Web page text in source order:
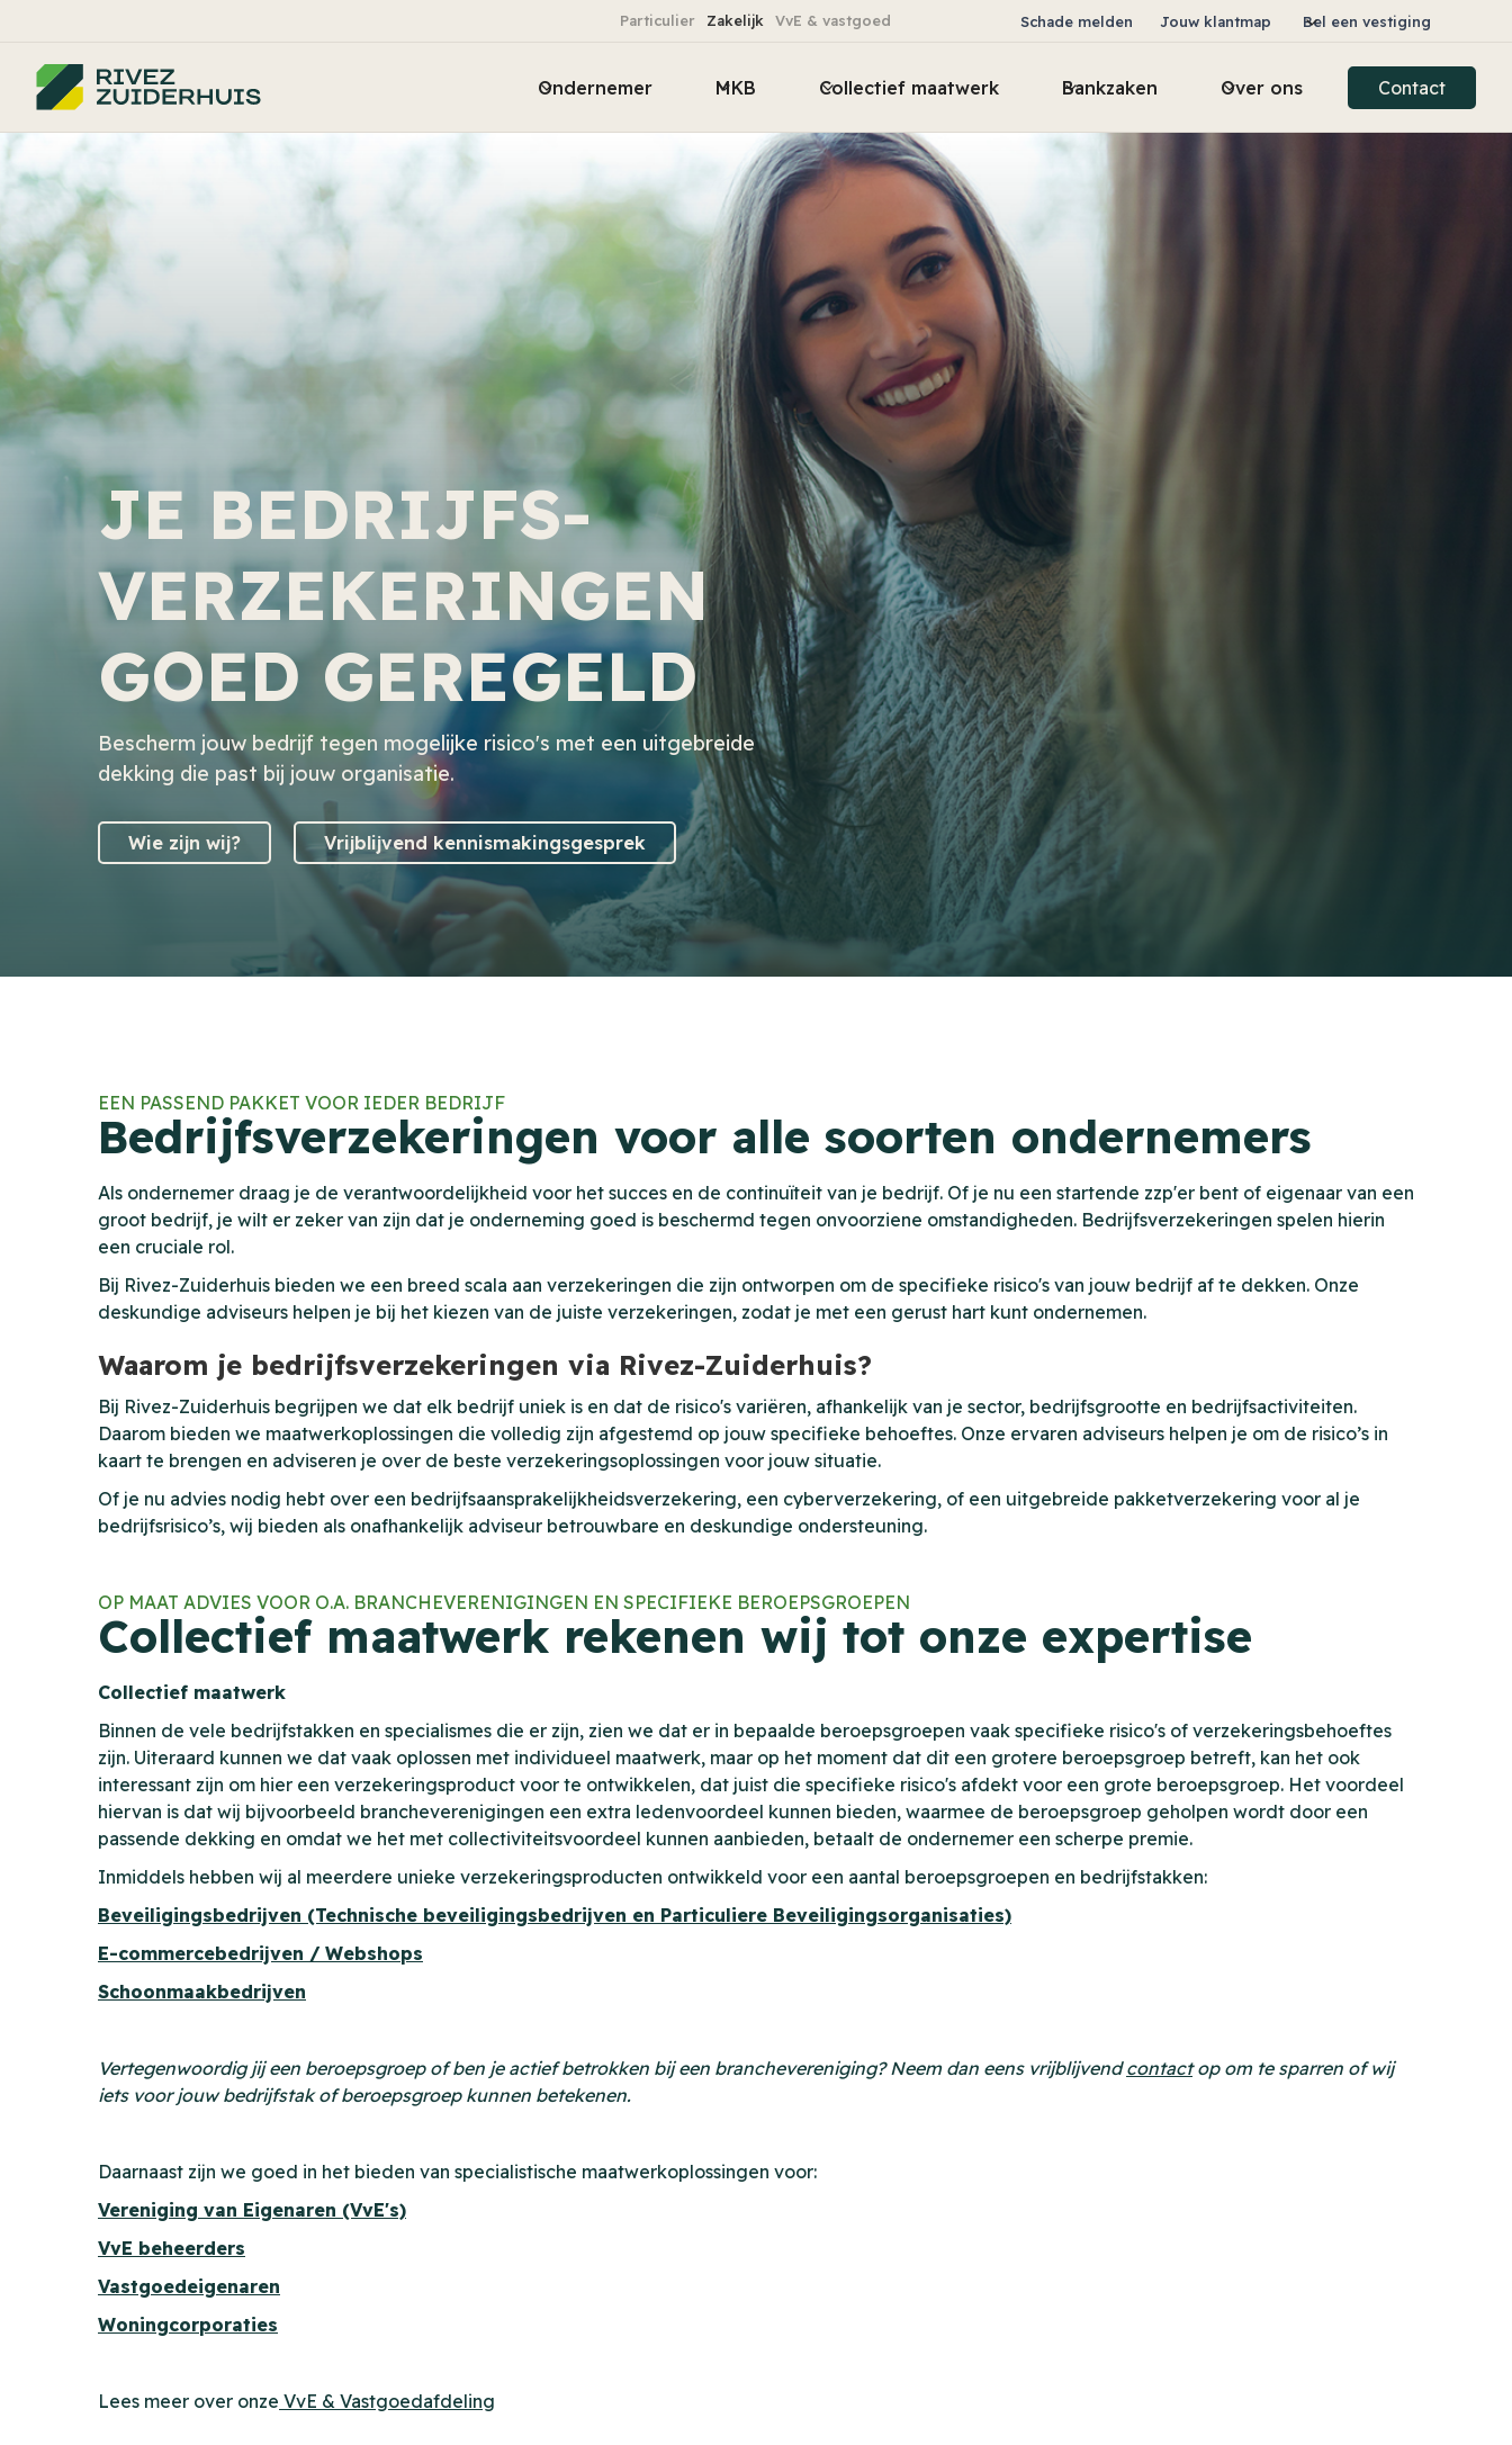
Particulier Zakelijk VvE & vastgoed Schade melden Jouw klantmap Bel een vestiging
Ondernemer MKB Collectief maatwerk Bankzaken Over ons Contact
JE BEDRIJFS-
VERZEKERINGEN
GOED GEREGELD
Bescherm jouw bedrijf tegen mogelijke risico's met een uitgebreide
dekking die past bij jouw organisatie.
Wie zijn wij? Vrijblijvend kennismakingsgesprek
EEN PASSEND PAKKET VOOR IEDER BEDRIJF
Bedrijfsverzekeringen voor alle soorten ondernemers
Als ondernemer draag je de verantwoordelijkheid voor het succes en de continuïteit van je bedrijf. Of je nu een startende zzp'er bent of eigenaar van een
groot bedrijf, je wilt er zeker van zijn dat je onderneming goed is beschermd tegen onvoorziene omstandigheden. Bedrijfsverzekeringen spelen hierin
een cruciale rol.
Bij Rivez-Zuiderhuis bieden we een breed scala aan verzekeringen die zijn ontworpen om de specifieke risico's van jouw bedrijf af te dekken. Onze
deskundige adviseurs helpen je bij het kiezen van de juiste verzekeringen, zodat je met een gerust hart kunt ondernemen.
Waarom je bedrijfsverzekeringen via Rivez-Zuiderhuis?
Bij Rivez-Zuiderhuis begrijpen we dat elk bedrijf uniek is en dat de risico's variëren, afhankelijk van je sector, bedrijfsgrootte en bedrijfsactiviteiten.
Daarom bieden we maatwerkoplossingen die volledig zijn afgestemd op jouw specifieke behoeftes. Onze ervaren adviseurs helpen je om de risico’s in
kaart te brengen en adviseren je over de beste verzekeringsoplossingen voor jouw situatie.
Of je nu advies nodig hebt over een bedrijfsaansprakelijkheidsverzekering, een cyberverzekering, of een uitgebreide pakketverzekering voor al je
bedrijfsrisico’s, wij bieden als onafhankelijk adviseur betrouwbare en deskundige ondersteuning.
OP MAAT ADVIES VOOR O.A. BRANCHEVERENIGINGEN EN SPECIFIEKE BEROEPSGROEPEN
Collectief maatwerk rekenen wij tot onze expertise
Collectief maatwerk
Binnen de vele bedrijfstakken en specialismes die er zijn, zien we dat er in bepaalde beroepsgroepen vaak specifieke risico's of verzekeringsbehoeftes
zijn. Uiteraard kunnen we dat vaak oplossen met individueel maatwerk, maar op het moment dat dit een grotere beroepsgroep betreft, kan het ook
interessant zijn om hier een verzekeringsproduct voor te ontwikkelen, dat juist die specifieke risico's afdekt voor een grote beroepsgroep. Het voordeel
hiervan is dat wij bijvoorbeeld brancheverenigingen een extra ledenvoordeel kunnen bieden, waarmee de beroepsgroep geholpen wordt door een
passende dekking en omdat we het met collectiviteitsvoordeel kunnen aanbieden, betaalt de ondernemer een scherpe premie.
Inmiddels hebben wij al meerdere unieke verzekeringsproducten ontwikkeld voor een aantal beroepsgroepen en bedrijfstakken:
Beveiligingsbedrijven (Technische beveiligingsbedrijven en Particuliere Beveiligingsorganisaties)
E-commercebedrijven / Webshops
Schoonmaakbedrijven
Vertegenwoordig jij een beroepsgroep of ben je actief betrokken bij een branchevereniging? Neem dan eens vrijblijvendcontactop om te sparren of wij
iets voor jouw bedrijfstak of beroepsgroep kunnen betekenen.
Daarnaast zijn we goed in het bieden van specialistische maatwerkoplossingen voor:
Vereniging van Eigenaren (VvE's)
VvE beheerders
Vastgoedeigenaren
Woningcorporaties
Lees meer over onze VvE & Vastgoedafdeling